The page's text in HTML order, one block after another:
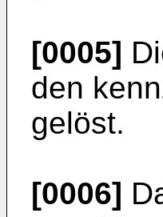
[0005]
den
gelöst.
[0006]